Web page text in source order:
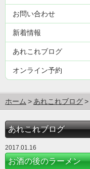
お問い合わせ
新着情報
あれこれブログ
オンライン予約
ホーム あれこれブログ
あれこれブログ
2017.01.16
お酒の後のラーメン